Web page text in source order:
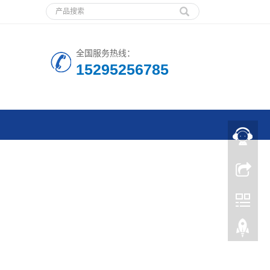
全国服务热线：
15295256785